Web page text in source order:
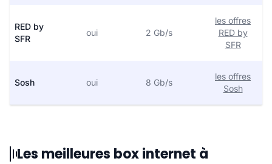
RED by
SFR
oui 2 Gb/s
les offres
RED by
SFR
Sosh oui 8 Gb/s
les offres
Sosh
Les meilleures box internet à